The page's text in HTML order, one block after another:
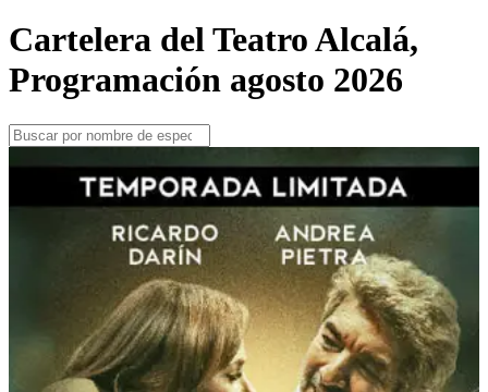
Cartelera del Teatro Alcalá,
Programación agosto 2026